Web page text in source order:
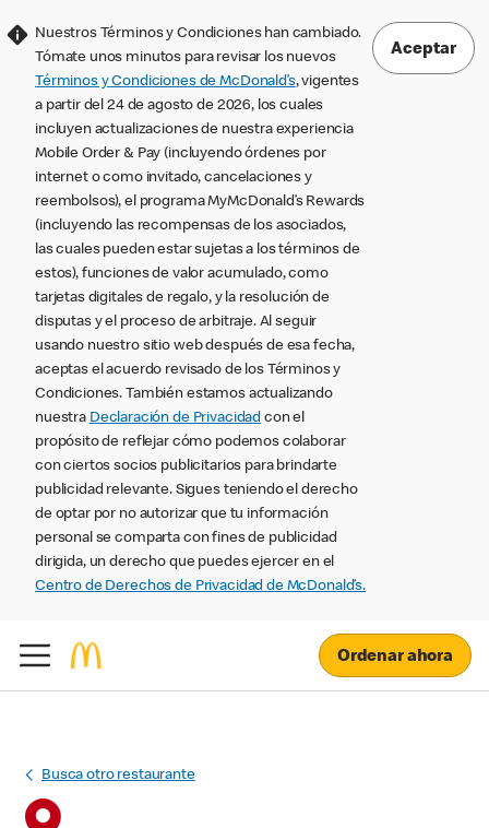
Nuestros Términos y Condiciones han cambiado.
Tómate unos minutos para revisar los nuevos
Términos y Condiciones de McDonald’s, vigentes
a partir del 24 de agosto de 2026, los cuales
incluyen actualizaciones de nuestra experiencia
Mobile Order & Pay (incluyendo órdenes por
internet o como invitado, cancelaciones y
reembolsos), el programa MyMcDonald’s Rewards
(incluyendo las recompensas de los asociados,
las cuales pueden estar sujetas a los términos de
estos), funciones de valor acumulado, como
tarjetas digitales de regalo, y la resolución de
disputas y el proceso de arbitraje. Al seguir
usando nuestro sitio web después de esa fecha,
aceptas el acuerdo revisado de los Términos y
Condiciones. También estamos actualizando
nuestra Declaración de Privacidad con el
propósito de reflejar cómo podemos colaborar
con ciertos socios publicitarios para brindarte
publicidad relevante. Sigues teniendo el derecho
de optar por no autorizar que tu información
personal se comparta con fines de publicidad
dirigida, un derecho que puedes ejercer en el
Centro de Derechos de Privacidad de McDonald’s.
Aceptar
Ordenar ahora
Busca otro restaurante